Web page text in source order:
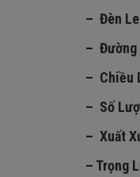
– Đèn
– Đường
– Chiều
– Số
– Xuất
– Trọng